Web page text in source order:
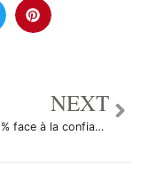
NEXT
Stellar 18% face à la confiance des investisseurs